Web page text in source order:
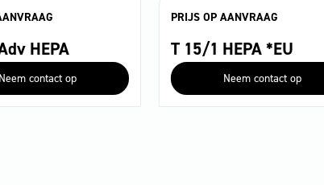
HEPA
Neem contact op
PRIJS OP AANVRAAG
T 15/1 HEPA *EU
Neem contact op